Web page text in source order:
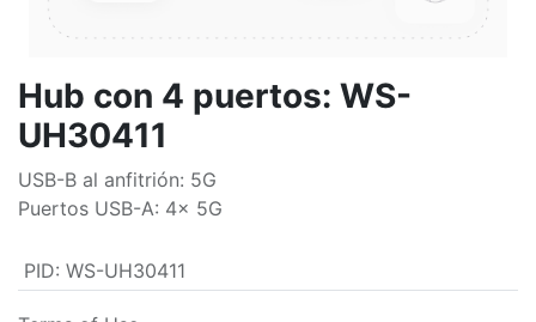
Hub con 4 puertos: WS-
UH30411
USB-B al anfitrión: 5G
Puertos USB-A: 4x 5G
PID: WS-UH30411